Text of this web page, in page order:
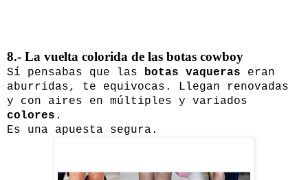
8.- La vuelta colorida de las botas cowboy
Sí pensabas que las botas vaqueras eran
aburridas, te equivocas. Llegan renovadas
y con aires en múltiples y variados
colores .
Es una apuesta segura.